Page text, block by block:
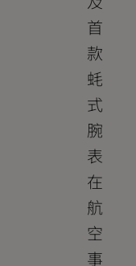
首
款
蚝
式
腕
表
在
航
空
事